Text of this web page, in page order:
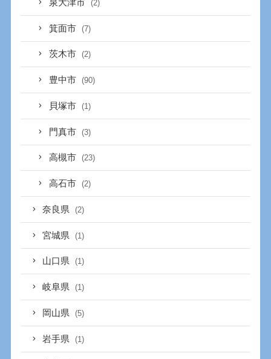
泉大津市 (2)
箕面市 (7)
茨木市 (2)
豊中市 (90)
貝塚市 (1)
門真市 (3)
高槻市 (23)
高石市 (2)
奈良県 (2)
宮城県 (1)
山口県 (1)
岐阜県 (1)
岡山県 (5)
岩手県 (1)